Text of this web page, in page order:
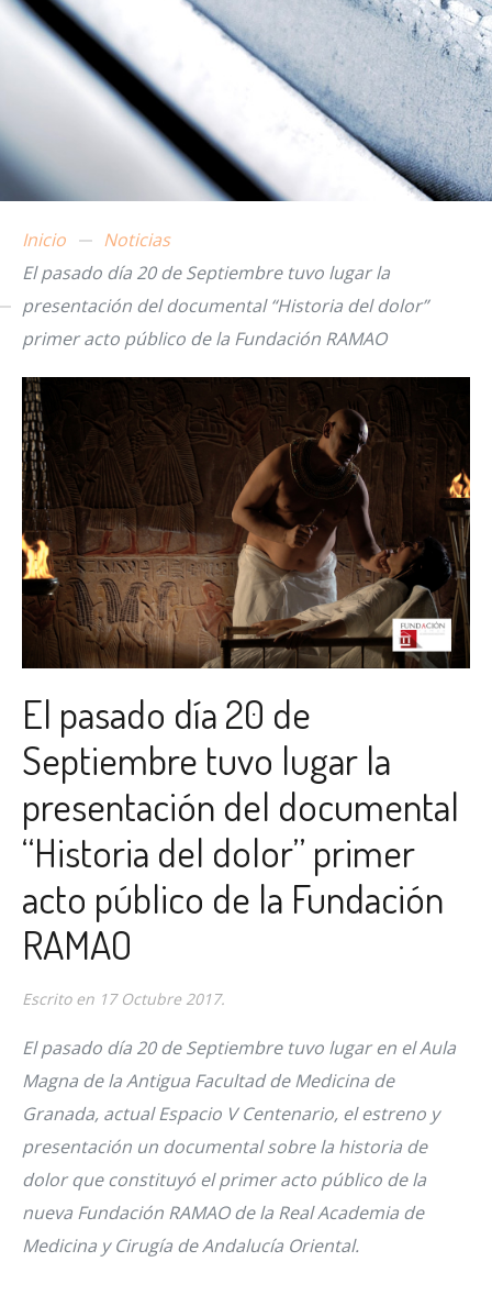
Inicio
Noticias
El pasado día 20 de Septiembre tuvo lugar la
presentación del documental “Historia del dolor”
primer acto público de la Fundación RAMAO
El pasado día 20 de
Septiembre tuvo lugar la
presentación del documental
“Historia del dolor” primer
acto público de la Fundación
RAMAO
Escrito en 17 Octubre 2017.
El pasado día 20 de Septiembre tuvo lugar en el Aula
Magna de la Antigua Facultad de Medicina de
Granada, actual Espacio V Centenario, el estreno y
presentación un documental sobre la historia de
dolor que constituyó el primer acto público de la
nueva Fundación RAMAO de la Real Academia de
Medicina y Cirugía de Andalucía Oriental.